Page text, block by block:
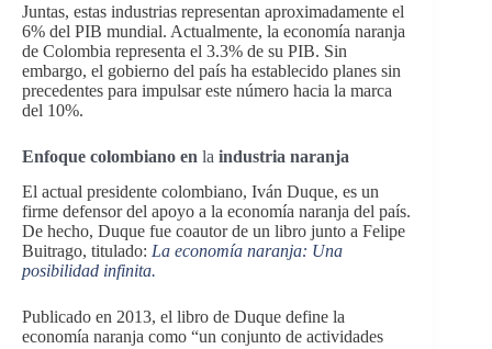
Juntas, estas industrias representan aproximadamente el
6% del PIB mundial. Actualmente, la economía naranja
de Colombia representa el 3.3% de su PIB. Sin
embargo, el gobierno del país ha establecido planes sin
precedentes para impulsar este número hacia la marca
del 10%.
Enfoque colombiano en la industria naranja
El actual presidente colombiano, Iván Duque, es un
firme defensor del apoyo a la economía naranja del país.
De hecho, Duque fue coautor de un libro junto a Felipe
Buitrago, titulado: La economía naranja: Una
posibilidad infinita.
Publicado en 2013, el libro de Duque define la
economía naranja como “un conjunto de actividades